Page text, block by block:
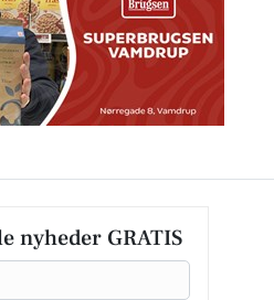
nyheder GRATIS